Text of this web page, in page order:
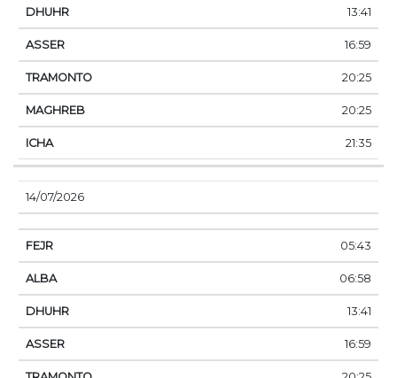
13:41
16:59
20:25
20:25
21:35
14/07/2026
05:43
06:58
13:41
16:59